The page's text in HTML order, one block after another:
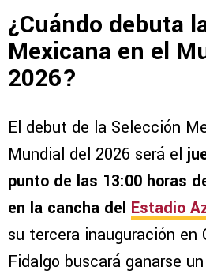
¿Cuándo debuta
Mexicana en el
2026?
El debut de la Selección
Mundial del 2026 será el
punto de las 13:00 horas
en la cancha del Estadio
su tercera inauguración en
Fidalgo buscará ganarse